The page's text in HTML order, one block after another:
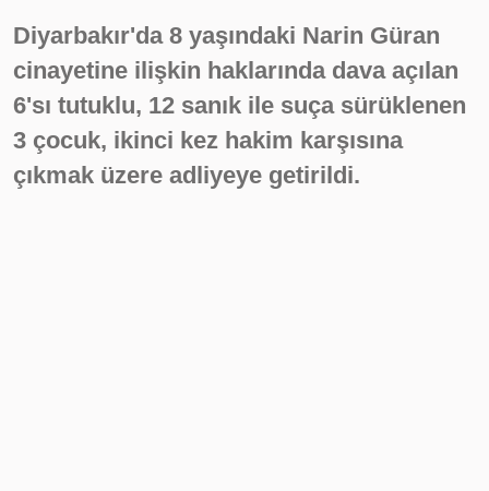
Diyarbakır'da 8 yaşındaki Narin Güran
cinayetine ilişkin haklarında dava açılan
6'sı tutuklu, 12 sanık ile suça sürüklenen
3 çocuk, ikinci kez hakim karşısına
çıkmak üzere adliyeye getirildi.